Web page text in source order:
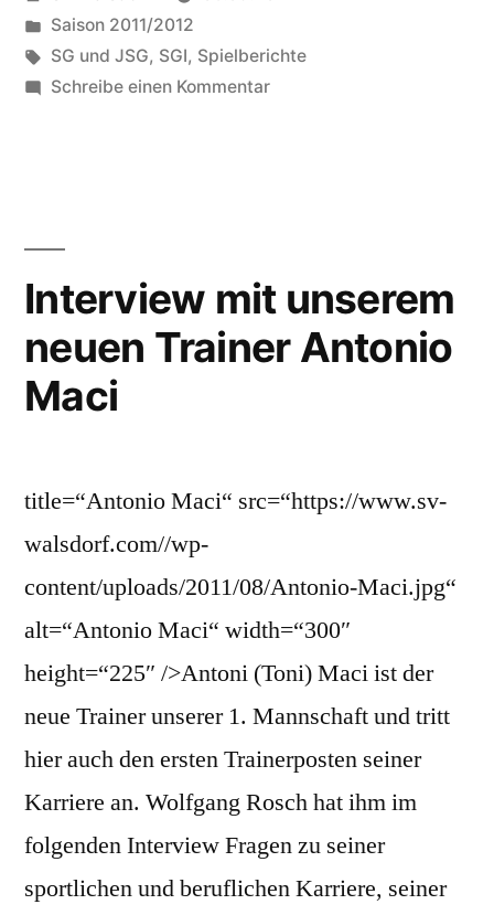
–
SG
von
Veröffentlicht
in
Saison 2011/2012
Schlagwörter:
SG und JSG, SGI, Spielberichte
Schreibe einen Kommentarzu
Bettingen
3
Interview mit unserem
neuen Trainer Antonio
Maci
title=“Antonio Maci“ src=“https://www.sv-
walsdorf.com//wp-
content/uploads/2011/08/Antonio-Maci.jpg“
alt=“Antonio Maci“ width=“300″
height=“225″ />Antoni (Toni) Maci ist der
neue Trainer unserer 1. Mannschaft und tritt
hier auch den ersten Trainerposten seiner
Karriere an. Wolfgang Rosch hat ihm im
folgenden Interview Fragen zu seiner
sportlichen und beruflichen Karriere, seiner